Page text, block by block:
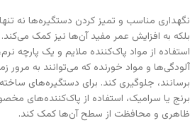
نگهداری مناسب و تمیز کردن دستگیره‌ها نه
بلکه به افزایش عمر مفید آن‌ها نیز کمک
استفاده از مواد پاک‌کننده ملایم و یک پارچه
آلودگی‌ها و مواد خورنده که می‌توانند به مرور
برسانند، جلوگیری کند. برای دستگیره‌های
برنج یا سرامیک، استفاده از پاک‌کننده‌های
ظاهری و محافظت از سطح آن‌ها کمک کند.